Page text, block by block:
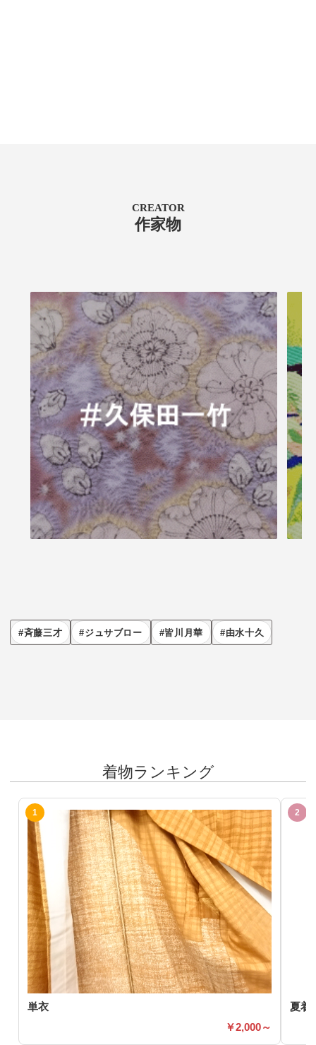
CREATOR
作家物
斉藤三才 ジュサブロー 皆川月華 由水十久
着物ランキング
単衣
2,000～
夏着